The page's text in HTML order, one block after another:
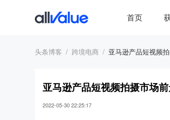
首页
头条博客 跨境电商 亚马逊产品短视频
亚马逊产品短视频拍摄市场
2022-05-30 22:25:17